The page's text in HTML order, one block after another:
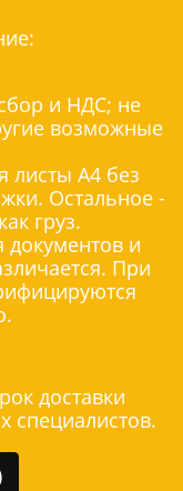
и НДС; не
возможные
листы А4 без
Остальное -
груз.
документов и
При
доставки
специалистов.